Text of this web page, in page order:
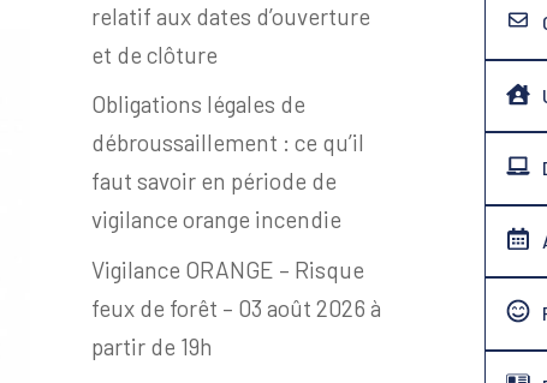
relatif aux dates d’ouverture
et de clôture
Obligations légales de
débroussaillement : ce qu’il
faut savoir en période de
vigilance orange incendie
Vigilance ORANGE – Risque
feux de forêt – 03 août 2026 à
partir de 19h